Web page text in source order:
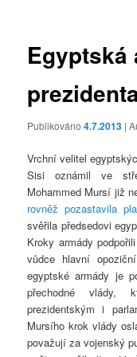
Egyptská
Publikováno4.7.2013 |
Vrchní velitel
Sisi oznámil ve
Mohammed Mursí již
rovněž pozastavila
svěřila předsedovi
Kroky armády
vůdce hlavní
egyptské armády je
přechodné vlády,
prezidentským i
Mursího krok vlády
považují za vojenský